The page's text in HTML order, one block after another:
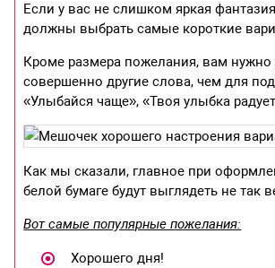
Если у вас не слишком яркая
должны выбрать самые короткие
Кроме размера пожелания, вам
совершенно другие слова, чем для
«Улыбайся чаще», «Твоя улыбка
Как мы сказали, главное при
белой бумаге будут выглядеть не так
Вот самые популярные пожелания:
Хорошего дня!